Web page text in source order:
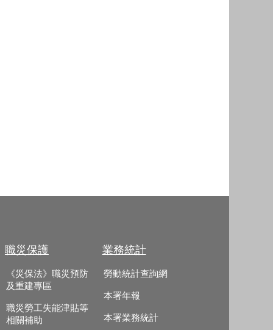
職災保護
《災保法》職災預防
及重建專區
職災勞工失能津貼等
相關補助
業務統計
勞動統計查詢網
本署年報
本署業務統計